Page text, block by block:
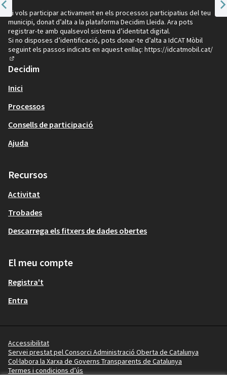
anterior
Si vols participar activament en els processos participatius del teu
municipi, donat d’alta a la plataforma Decidim Lleida. Ara pots
registrar-te amb qualsevol sistema d’identitat digital.
Si no disposes d’identificació, pots donar-te d’alta a IdCAT Mòbil
seguint els passos indicats en aquest enllaç: https://idcatmobil.cat/
(Enllaç extern)
Decidim
Inici
Processos
Consells de participació
Ajuda
Recursos
Activitat
Trobades
Descarrega els fitxers de dades obertes
El meu compte
Registra't
Entra
Accessibilitat
Servei prestat pel Consorci Administració Oberta de Catalunya
Col·labora la Xarxa de Governs Transparents de Catalunya
Termes i condicions d’ús